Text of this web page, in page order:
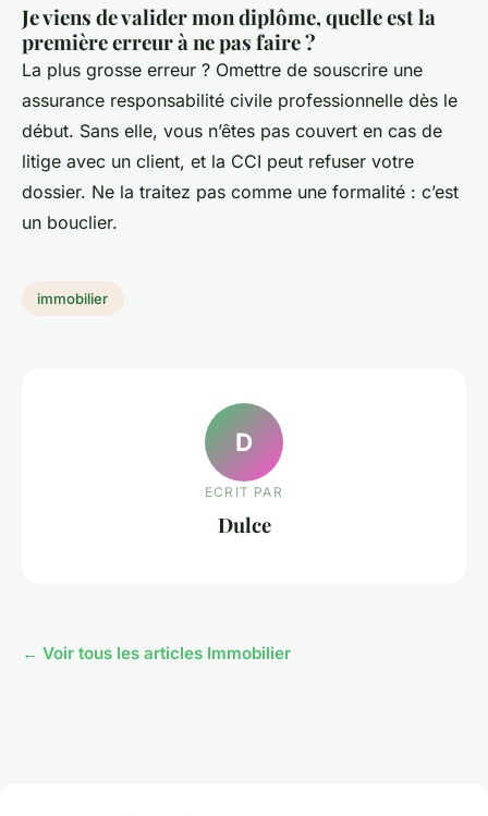
Je viens de valider mon diplôme, quelle est la
première erreur à ne pas faire ?
La plus grosse erreur ? Omettre de souscrire une
assurance responsabilité civile professionnelle dès le
début. Sans elle, vous n’êtes pas couvert en cas de
litige avec un client, et la CCI peut refuser votre
dossier. Ne la traitez pas comme une formalité : c’est
un bouclier.
immobilier
D
ECRIT PAR
Dulce
← Voir tous les articles Immobilier